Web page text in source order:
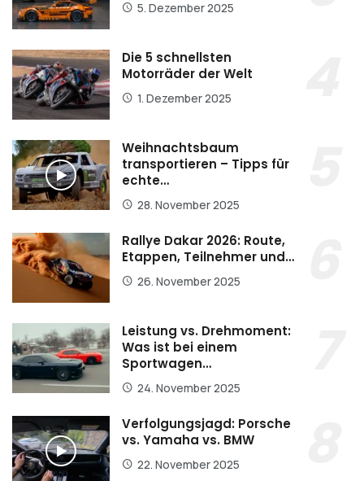
5. Dezember 2025
Die 5 schnellsten
Motorräder der Welt
1. Dezember 2025
Weihnachtsbaum
transportieren – Tipps für
echte…
28. November 2025
Rallye Dakar 2026: Route,
Etappen, Teilnehmer und…
26. November 2025
Leistung vs. Drehmoment:
Was ist bei einem
Sportwagen…
24. November 2025
Verfolgungsjagd: Porsche
vs. Yamaha vs. BMW
22. November 2025